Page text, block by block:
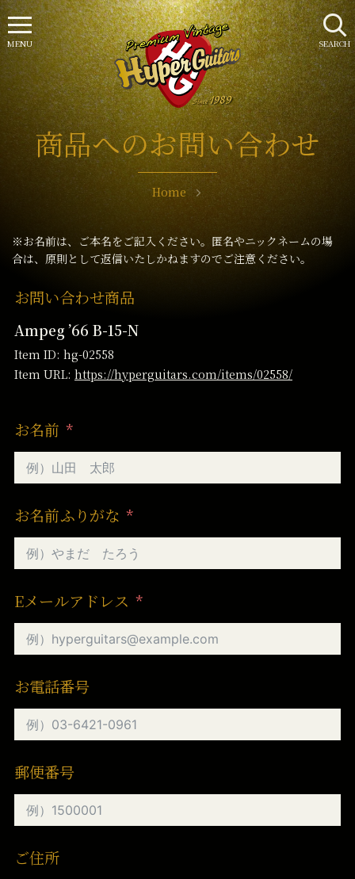
商品へのお問い合わせ
Home
※お名前は、ご本名をご記入ください。匿名やニックネームの場
合は、原則として返信いたしかねますのでご注意ください。
お問い合わせ商品
Ampeg ’66 B-15-N
Item ID: hg-02558
Item URL: https://hyperguitars.com/items/02558/
お名前
お名前ふりがな
Eメールアドレス
お電話番号
郵便番号
ご住所
SEARCH
MENU